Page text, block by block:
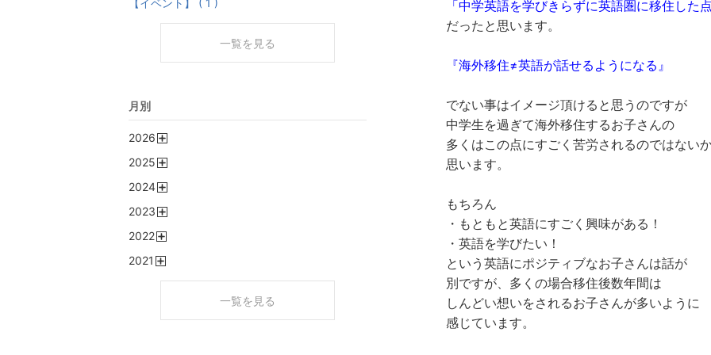
「中学英語を学びきらずに英語圏に移住した点
だったと思います。
『海外移住≠英語が話せるようになる』
でない事はイメージ頂けると思うのですが
中学生を過ぎて海外移住するお子さんの
多くはこの点にすごく苦労されるのではない
思います。
もちろん
・もともと英語にすごく興味がある！
・英語を学びたい！
という英語にポジティブなお子さんは話が
別ですが、多くの場合移住後数年間は
しんどい想いをされるお子さんが多いように
感じています。
【イベント】 ( 1 )
一覧を見る
月別
2026
2025
2024
2023
2022
2021
一覧を見る